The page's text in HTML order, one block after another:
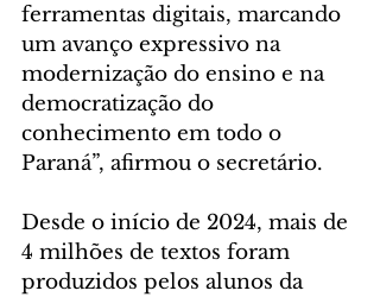
ferramentas digitais, marcando
um avanço expressivo na
modernização do ensino e na
democratização do
conhecimento em todo o
Paraná”, afirmou o secretário.
Desde o início de 2024, mais de
4 milhões de textos foram
produzidos pelos alunos da